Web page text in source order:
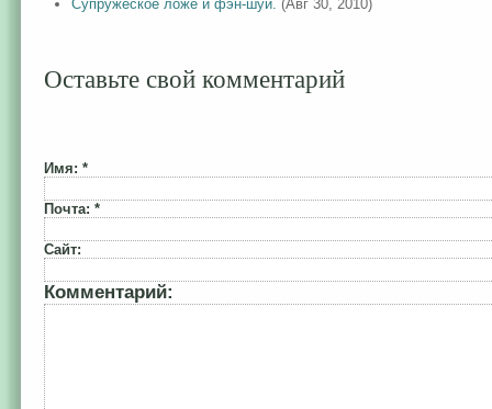
Супружеское ложе и фэн-шуй. (Авг 30, 2010)
Оставьте свой комментарий
Имя: *
Почта: *
Сайт:
Комментарий: